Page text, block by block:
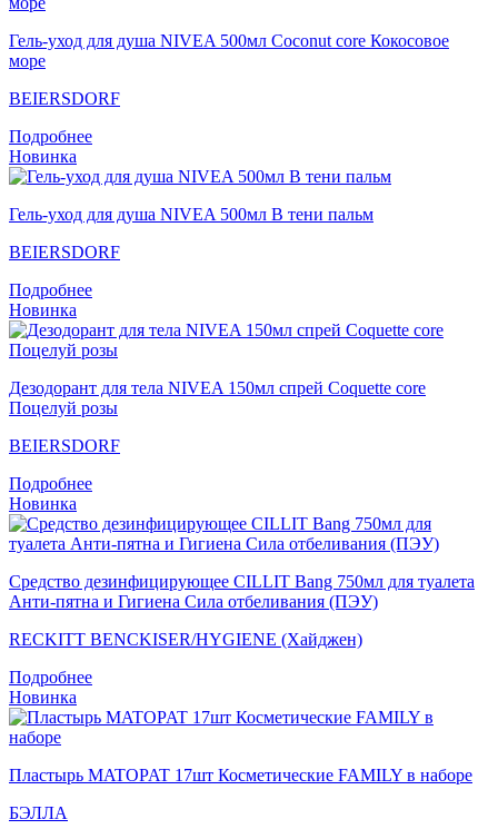
Гель-уход для душа NIVEA 500мл Coconut core Кокосовое
море
BEIERSDORF
Подробнее
Новинка
Гель-уход для душа NIVEA 500мл В тени пальм
BEIERSDORF
Подробнее
Новинка
Дезодорант для тела NIVEA 150мл спрей Coquette core
Поцелуй розы
BEIERSDORF
Подробнее
Новинка
Средство дезинфицирующее CILLIT Bang 750мл для туалета
Анти-пятна и Гигиена Сила отбеливания (ПЭУ)
RECKITT BENCKISER/HYGIENE (Хайджен)
Подробнее
Новинка
Пластырь MATOPAT 17шт Косметические FAMILY в наборе
БЭЛЛА